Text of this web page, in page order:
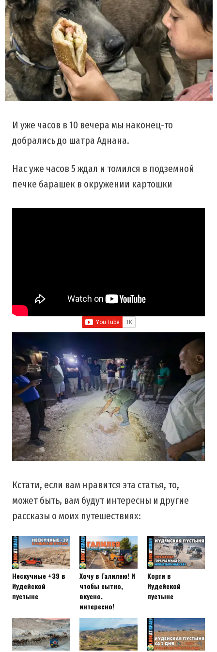
И уже часов в 10 вечера мы наконец-то
добрались до шатра Аднана.
Нас уже часов 5 ждал и томился в подземной
печке барашек в окружении картошки
Кстати, если вам нравится эта статья, то,
может быть, вам будут интересны и другие
рассказы о моих путешествиях:
Нескучные +39 в
Иудейской
пустыне
Хочу в Галилею! И
чтобы сытно,
вкусно,
интересно!
Корги в
Иудейской
пустыне